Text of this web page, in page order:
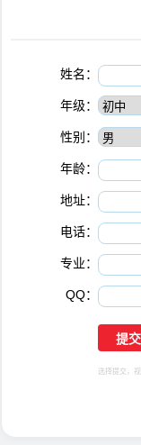
姓名：
年级：
性别：
年龄：
地址：
电话：
专业：
QQ：
选择提交，